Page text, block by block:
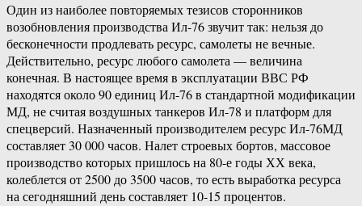
Один из наиболее повторяемых тезисов сторонников
возобновления производства Ил-76 звучит так: нельзя до
бесконечности продлевать ресурс, самолеты не вечные.
Действительно, ресурс любого самолета — величина
конечная. В настоящее время в эксплуатации ВВС РФ
находятся около 90 единиц Ил-76 в стандартной модификации
МД, не считая воздушных танкеров Ил-78 и платформ для
спецверсий. Назначенный производителем ресурс Ил-76МД
составляет 30 000 часов. Налет строевых бортов, массовое
производство которых пришлось на 80-е годы ХХ века,
колеблется от 2500 до 3500 часов, то есть выработка ресурса
на сегодняшний день составляет 10-15 процентов.